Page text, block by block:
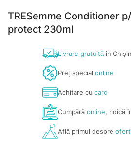
TRESemme Conditioner
protect 230ml
Livrare gratuităîn
Preț special online
Achitare cu card
Cumpărăonline, ridică
Află primul despre